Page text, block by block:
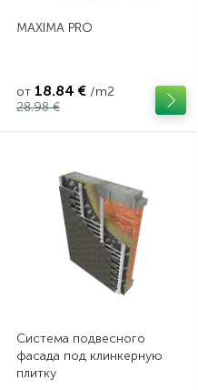
MAXIMA PRO
от 18.84 € /m2
28.98 €
Система подвесного
фасада под клинкерную
плитку